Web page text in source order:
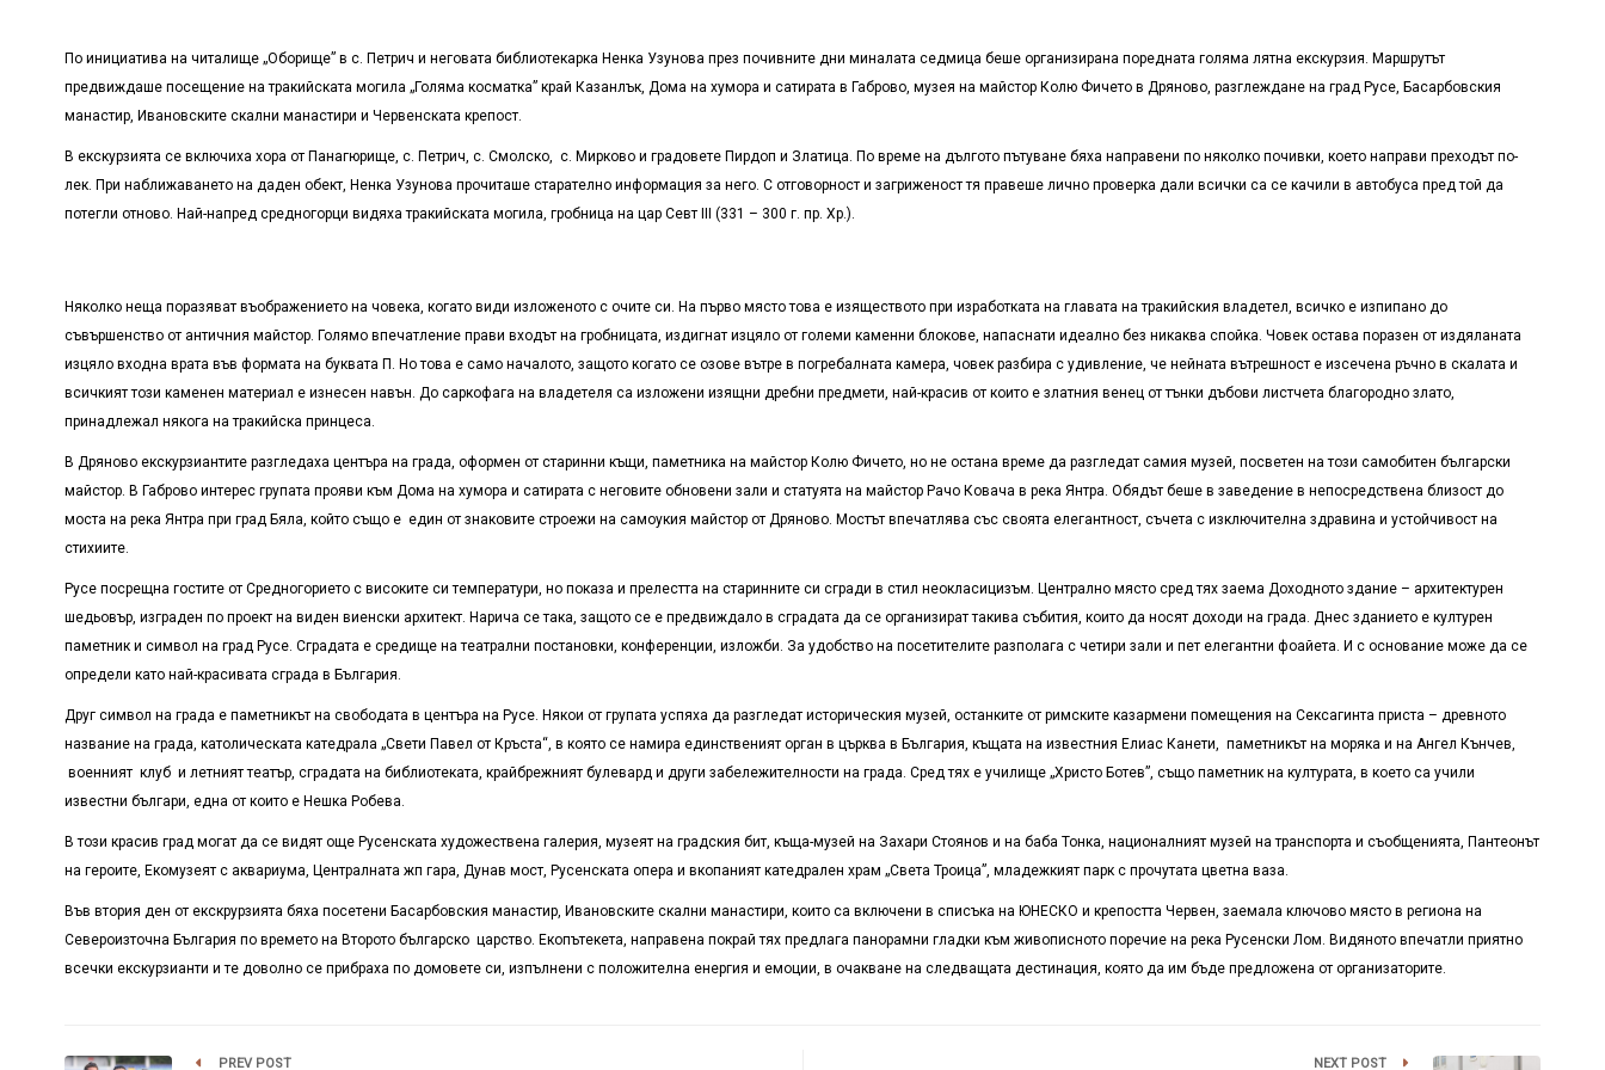
По инициатива на читалище „Оборище” в с. Петрич и неговата библиотекарка Ненка Узунова през почивните дни миналата седмица беше организирана поредната голяма лятна екскурзия. Маршрутът
предвиждаше посещение на тракийската могила „Голяма косматка” край Казанлък, Дома на хумора и сатирата в Габрово, музея на майстор Колю Фичето в Дряново, разглеждане на град Русе, Басарбовския
манастир, Ивановските скални манастири и Червенската крепост.
В екскурзията се включиха хора от Панагюрище, с. Петрич, с. Смолско, с. Мирково и градовете Пирдоп и Златица. По време на дългото пътуване бяха направени по няколко почивки, което направи преходът по-
лек. При наближаването на даден обект, Ненка Узунова прочиташе старателно информация за него. С отговорност и загриженост тя правеше лично проверка дали всички са се качили в автобуса пред той да
потегли отново. Най-напред средногорци видяха тракийската могила, гробница на цар Севт III (331 – 300 г. пр. Хр.).
Няколко неща поразяват въображението на човека, когато види изложеното с очите си. На първо място това е изяществото при изработката на главата на тракийския владетел, всичко е изпипано до
съвършенство от античния майстор. Голямо впечатление прави входът на гробницата, издигнат изцяло от големи каменни блокове, напаснати идеално без никаква спойка. Човек остава поразен от издяланата
изцяло входна врата във формата на буквата П. Но това е само началото, защото когато се озове вътре в погребалната камера, човек разбира с удивление, че нейната вътрешност е изсечена ръчно в скалата и
всичкият този каменен материал е изнесен навън. До саркофага на владетеля са изложени изящни дребни предмети, най-красив от които е златния венец от тънки дъбови листчета благородно злато,
принадлежал някога на тракийска принцеса.
В Дряново екскурзиантите разгледаха центъра на града, оформен от старинни къщи, паметника на майстор Колю Фичето, но не остана време да разгледат самия музей, посветен на този самобитен български
майстор. В Габрово интерес групата прояви към Дома на хумора и сатирата с неговите обновени зали и статуята на майстор Рачо Ковача в река Янтра. Обядът беше в заведение в непосредствена близост до
моста на река Янтра при град Бяла, който също е един от знаковите строежи на самоукия майстор от Дряново. Мостът впечатлява със своята елегантност, съчета с изключителна здравина и устойчивост на
стихиите.
Русе посрещна гостите от Средногорието с високите си температури, но показа и прелестта на старинните си сгради в стил неокласицизъм. Централно място сред тях заема Доходното здание – архитектурен
шедьовър, изграден по проект на виден виенски архитект. Нарича се така, защото се е предвиждало в сградата да се организират такива събития, които да носят доходи на града. Днес зданието е културен
паметник и символ на град Русе. Сградата е средище на театрални постановки, конференции, изложби. За удобство на посетителите разполага с четири зали и пет елегантни фоайета. И с основание може да се
определи като най-красивата сграда в България.
Друг символ на града е паметникът на свободата в центъра на Русе. Някои от групата успяха да разгледат историческия музей, останките от римските казармени помещения на Сексагинта приста – древното
название на града, католическата катедрала „Свети Павел от Кръста“, в която се намира единственият орган в църква в България, къщата на известния Елиас Канети, паметникът на моряка и на Ангел Кънчев,
военният клуб и летният театър, сградата на библиотеката, крайбрежният булевард и други забележителности на града. Сред тях е училище „Христо Ботев”, също паметник на културата, в което са учили
известни българи, една от които е Нешка Робева.
В този красив град могат да се видят още Русенската художествена галерия, музеят на градския бит, къща-музей на Захари Стоянов и на баба Тонка, националният музей на транспорта и съобщенията, Пантеонът
на героите, Екомузеят с аквариума, Централната жп гара, Дунав мост, Русенската опера и вкопаният катедрален храм „Света Троица”, младежкият парк с прочутата цветна ваза.
Във втория ден от екскрурзията бяха посетени Басарбовския манастир, Ивановските скални манастири, които са включени в списъка на ЮНЕСКО и крепостта Червен, заемала ключово място в региона на
Североизточна България по времето на Второто българско царство. Екопътекета, направена покрай тях предлага панорамни гладки към живописното поречие на река Русенски Лом. Видяното впечатли приятно
всечки екскурзианти и те доволно се прибраха по домовете си, изпълнени с положителна енергия и емоции, в очакване на следващата дестинация, която да им бъде предложена от организаторите.
PREV POST NEXT POST